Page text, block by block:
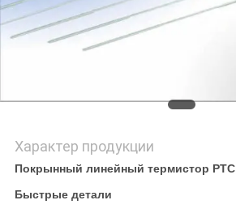
Характер продукции
Покрынный линейный термистор PTC
Быстрые детали